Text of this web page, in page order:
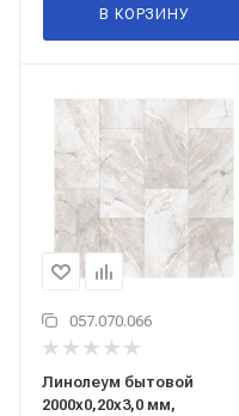
В КОРЗИНУ
057.070.066
Линолеум бытовой
2000x0,20x3,0 мм,